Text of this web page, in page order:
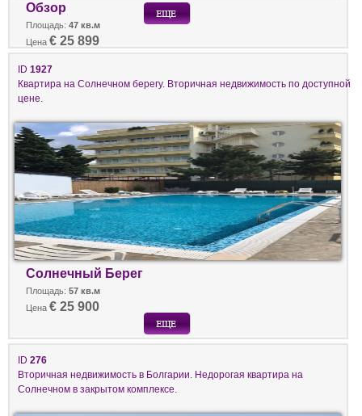
Обзор
Площадь: 47 кв.м
Цена € 25 899
ID 1927
Квартира на Солнечном берегу. Вторичная недвижимость по доступной
цене.
Солнечный Берег
Площадь: 57 кв.м
Цена € 25 900
ID 276
Вторичная недвижимость в Болгарии. Недорогая квартира на
Солнечном в закрытом комплексе.